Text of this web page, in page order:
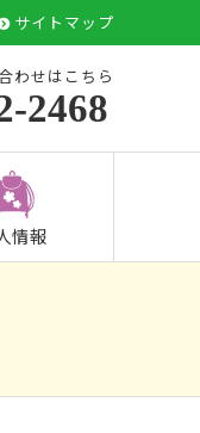
サイトマップ
わせはこちら
2468
情報